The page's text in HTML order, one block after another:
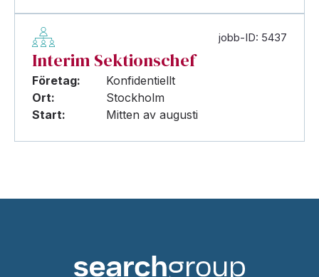
jobb-ID: 5437
Interim Sektionschef
Företag:
Konfidentiellt
Ort:
Stockholm
Start:
Mitten av augusti